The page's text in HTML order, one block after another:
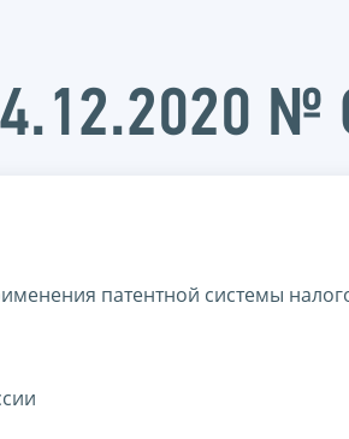
патентной системы